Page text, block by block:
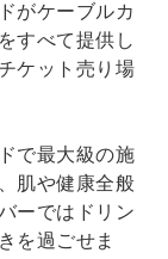
がケーブルカ
すべて提供し
ケット売り場
で最大級の施
肌や健康全般
ーではドリン
を過ごせま